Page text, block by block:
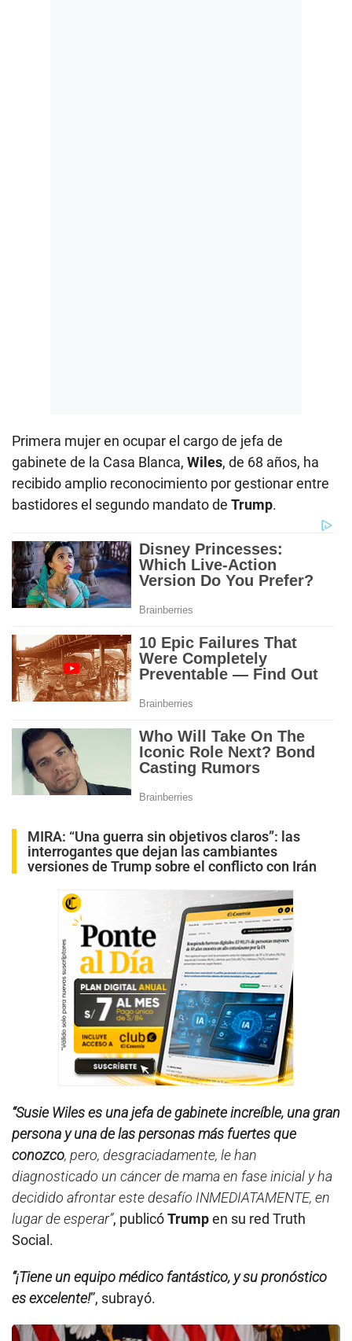
Primera mujer en ocupar el cargo de jefa de
gabinete de la Casa Blanca, Wiles, de 68 años, ha
recibido amplio reconocimiento por gestionar entre
bastidores el segundo mandato de Trump.
MIRA: “Una guerra sin objetivos claros”: las
interrogantes que dejan las cambiantes
versiones de Trump sobre el conflicto con Irán
“Susie Wiles es una jefa de gabinete increíble, una gran
persona y una de las personas más fuertes que
conozco, pero, desgraciadamente, le han
diagnosticado un cáncer de mama en fase inicial y ha
decidido afrontar este desafío INMEDIATAMENTE, en
lugar de esperar”, publicóTrumpen su red Truth
Social.
“¡Tiene un equipo médico fantástico, y su pronóstico
es excelente!”, subrayó.